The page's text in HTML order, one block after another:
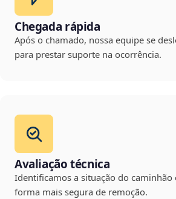
Chegada rápida
Após o chamado, nossa equipe se
para prestar suporte na ocorrência.
Avaliação técnica
Identificamos a situação do caminhão
forma mais segura de remoção.